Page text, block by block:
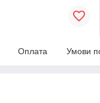
Оплата Умови